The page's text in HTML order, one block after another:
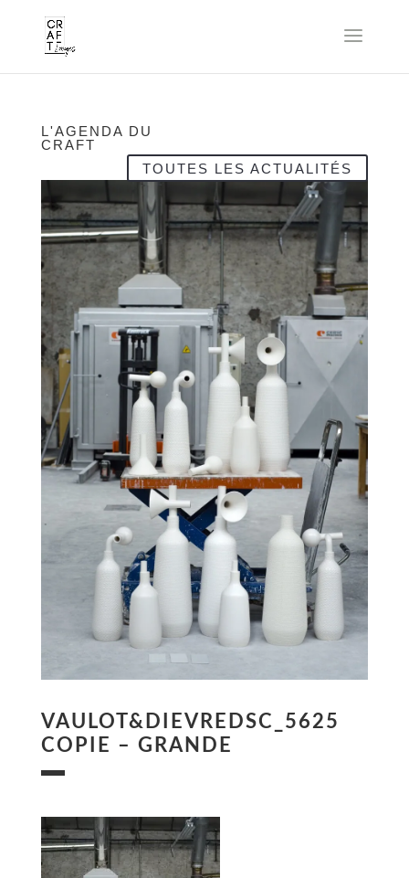
L'AGENDA DU
CRAFT
TOUTES LES ACTUALITÉS
VAULOT&DIEVREDSC_5625
COPIE – GRANDE